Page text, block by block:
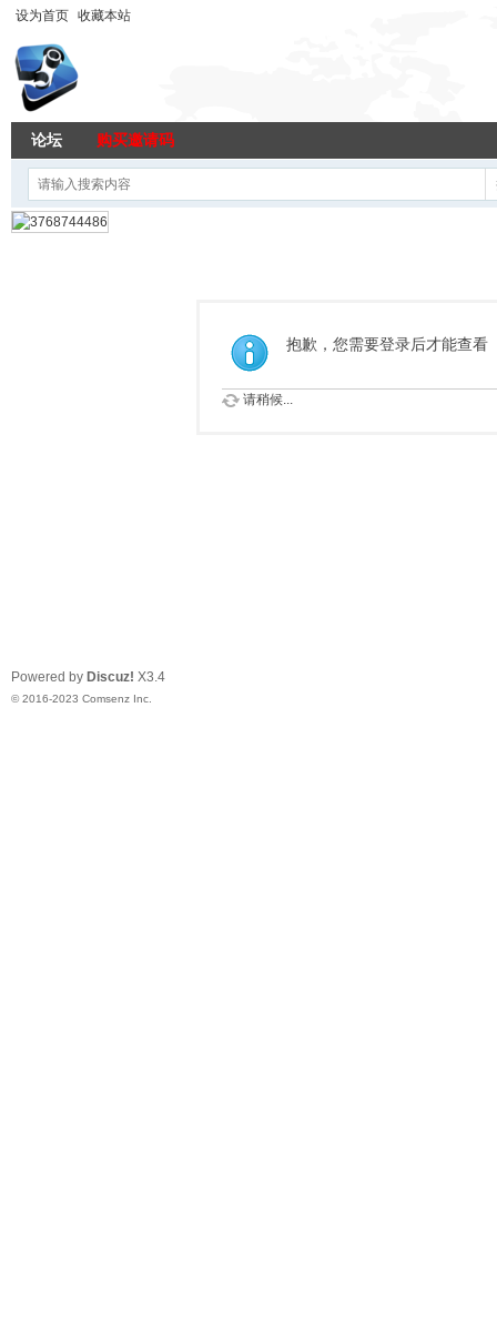
设为首页 收藏本站
论坛 购买邀请码
抱歉，您需要登录后才能查看
请稍候...
Powered by Discuz! X3.4
© 2016-2023 Comsenz Inc.